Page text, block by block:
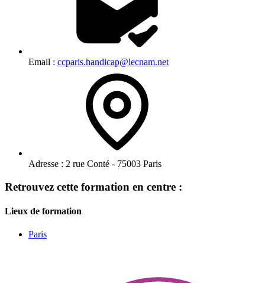
Email : ccparis.handicap@lecnam.net
Adresse : 2 rue Conté - 75003 Paris
Retrouvez cette formation en centre :
Lieux de formation
Paris